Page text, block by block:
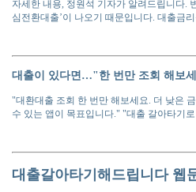
자세한 내용, 정원석 기자가 알려드립니다.
심전환대출’이 나오기 때문입니다. 대출금
대출이 있다면…"한 번만 조회 해보세
"대환대출 조회 한 번만 해보세요. 더 낮은
수 있는 앱이 목표입니다." "대출 갈아타기
대출갈아타기해드립니다 웹